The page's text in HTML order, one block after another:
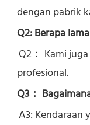
dengan pabrik
Q2: Berapa
Q2： Kami
profesional.
Q3：
A3: Kendaraan